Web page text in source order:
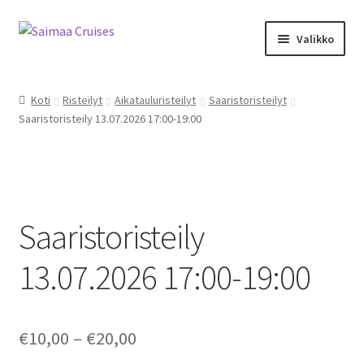
Skip
Skip
Valikko
M/S Saimaa Margareta
Risteilyinfo
Tilausristeilyt M/S Saimaa Margareta
Tilausristeilyt Sister Amanda
Koti Risteilyt Aikatauluristeilyt
Saaristoristeilyt
Saaristoristeily 13.07.2026 17:00-19:00
Saaristoristeily
13.07.2026 17:00-19:00
€10,00 – €20,00Price